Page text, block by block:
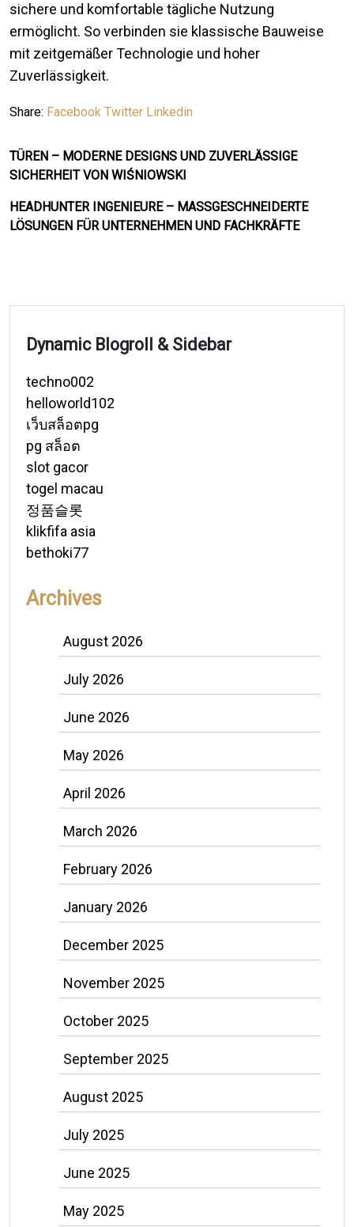
sichere und komfortable tägliche Nutzung
ermöglicht. So verbinden sie klassische Bauweise
mit zeitgemäßer Technologie und hoher
Zuverlässigkeit.
Share: Facebook Twitter Linkedin
TÜREN – MODERNE DESIGNS UND ZUVERLÄSSIGE
SICHERHEIT VON WIŚNIOWSKI
HEADHUNTER INGENIEURE – MASSGESCHNEIDERTE L
ÖSUNGEN FÜR UNTERNEHMEN UND FACHKRÄFTE
Dynamic Blogroll & Sidebar
techno002
helloworld102
เว็บสล็อตpg
pg สล็อต
slot gacor
togel macau
정품슬롯
klikfifa asia
bethoki77
Archives
August 2026
July 2026
June 2026
May 2026
April 2026
March 2026
February 2026
January 2026
December 2025
November 2025
October 2025
September 2025
August 2025
July 2025
June 2025
May 2025